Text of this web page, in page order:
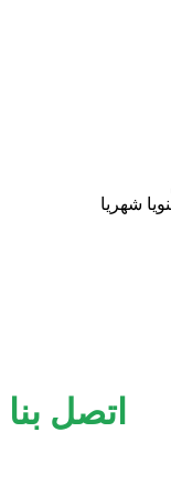
اتصل بنا